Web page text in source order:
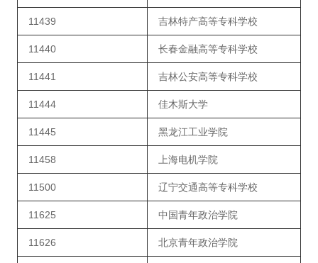
11439 吉林特产高等专科学校
11440 长春金融高等专科学校
11441 吉林公安高等专科学校
11444 佳木斯大学
11445 黑龙江工业学院
11458 上海电机学院
11500 辽宁交通高等专科学校
11625 中国青年政治学院
11626 北京青年政治学院